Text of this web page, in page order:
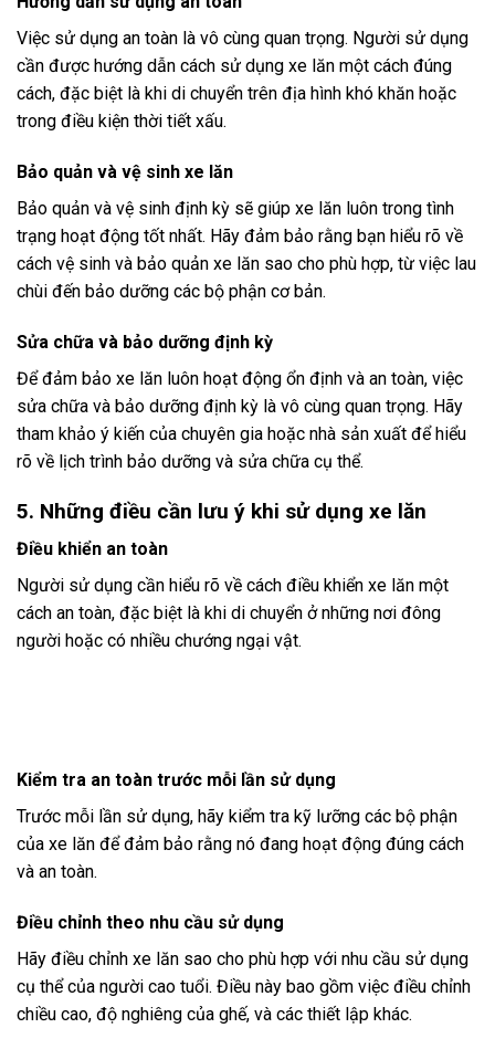
Việc sử dụng an toàn là vô cùng quan trọng. Người sử dụng
cần được hướng dẫn cách sử dụng xe lăn một cách đúng
cách, đặc biệt là khi di chuyển trên địa hình khó khăn hoặc
trong điều kiện thời tiết xấu.
Bảo quản và vệ sinh xe lăn
Bảo quản và vệ sinh định kỳ sẽ giúp xe lăn luôn trong tình
trạng hoạt động tốt nhất. Hãy đảm bảo rằng bạn hiểu rõ về
cách vệ sinh và bảo quản xe lăn sao cho phù hợp, từ việc lau
chùi đến bảo dưỡng các bộ phận cơ bản.
Sửa chữa và bảo dưỡng định kỳ
Để đảm bảo xe lăn luôn hoạt động ổn định và an toàn, việc
sửa chữa và bảo dưỡng định kỳ là vô cùng quan trọng. Hãy
tham khảo ý kiến của chuyên gia hoặc nhà sản xuất để hiểu
rõ về lịch trình bảo dưỡng và sửa chữa cụ thể.
5. Những điều cần lưu ý khi sử dụng xe lăn
Điều khiển an toàn
Người sử dụng cần hiểu rõ về cách điều khiển xe lăn một
cách an toàn, đặc biệt là khi di chuyển ở những nơi đông
người hoặc có nhiều chướng ngại vật.
Kiểm tra an toàn trước mỗi lần sử dụng
Trước mỗi lần sử dụng, hãy kiểm tra kỹ lưỡng các bộ phận
của xe lăn để đảm bảo rằng nó đang hoạt động đúng cách
và an toàn.
Điều chỉnh theo nhu cầu sử dụng
Hãy điều chỉnh xe lăn sao cho phù hợp với nhu cầu sử dụng
cụ thể của người cao tuổi. Điều này bao gồm việc điều chỉnh
chiều cao, độ nghiêng của ghế, và các thiết lập khác.